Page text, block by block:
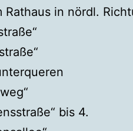
Rathaus in nördl.
bis 4.